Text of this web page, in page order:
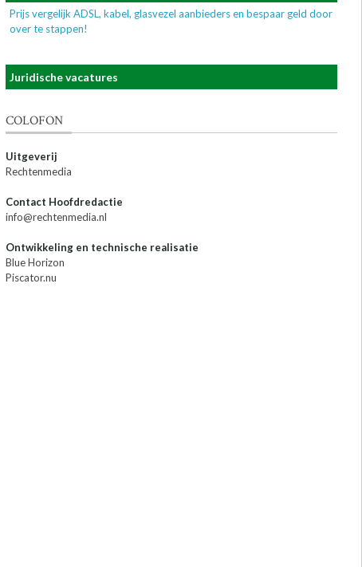
Prijs vergelijk ADSL, kabel, glasvezel aanbieders en bespaar geld door
over te stappen!
Juridische vacatures
COLOFON
Uitgeverij
Rechtenmedia
Contact Hoofdredactie
info@rechtenmedia.nl
Ontwikkeling en technische realisatie
Blue Horizon
Piscator.nu